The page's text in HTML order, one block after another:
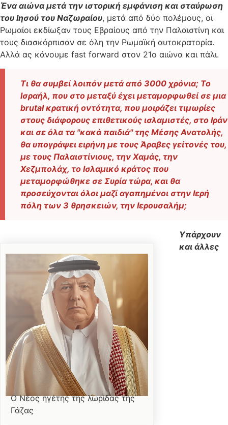
Ένα αιώνα μετά την ιστορική εμφάνιση και σταύρωση
του Ιησού του Ναζωραίου, μετά από δύο πολέμους, οι
Ρωμαίοι εκδίωξαν τους Εβραίους από την Παλαιστίνη και
τους διασκόρπισαν σε όλη την Ρωμαϊκή αυτοκρατορία.
Αλλά ας κάνουμε fast forward στον 21ο αιώνα και πάλι.
Τι θα συμβεί λοιπόν μετά από 3000 χρόνια; Το
Ισραήλ, που στο μεταξύ έχει μεταμορφωθεί σε μια
brutal κρατική οντότητα, που μοιράζει τιμωρίες
στους διάφορους επιθετικούς ισλαμιστές, στο Ιράν
και σε όλα τα "κακά παιδιά" της Μέσης Ανατολής,
θα υπογράψει ειρήνη με τους Άραβες γείτονές του,
με τους Παλαιστίνιους, την Χαμάς, την
Χεζμπολάχ, το Ισλαμικό κράτος που
μεταμορφώθηκε σε Συρία τώρα, και θα
προσεύχονται όλοι μαζί αγαπημένοι στην Ιερή
πόλη των 3 θρησκειών, την Ιερουσαλήμ;
Ο Νέος ηγέτης της λωρίδας της
Γάζας
Υπάρχουν
και άλλες